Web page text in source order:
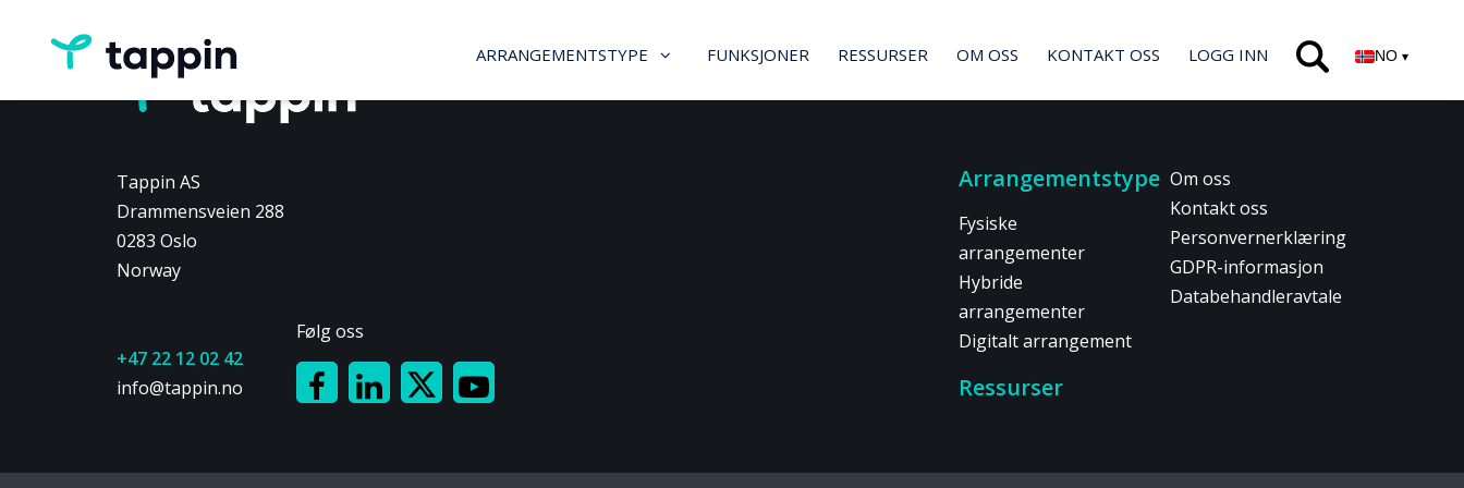
ARRANGEMENTSTYPE FUNKSJONER RESSURSER OM OSS KONTAKT OSS LOGG INN NO ▾
Tappin AS
Drammensveien 288
0283 Oslo
Norway
+47 22 12 02 42
info@tappin.no
Følg oss
Arrangementstype
Fysiske
arrangementer
Hybride
arrangementer
Digitalt arrangement
Ressurser
Om oss
Kontakt oss
Personvernerklæring
GDPR-informasjon
Databehandleravtale